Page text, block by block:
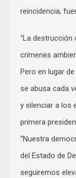
reincidencia,
“La destrucción
crímenes
Pero en lugar
se abusa cada
y silenciar a los
primera
“Nuestra
del Estado de
seguiremos